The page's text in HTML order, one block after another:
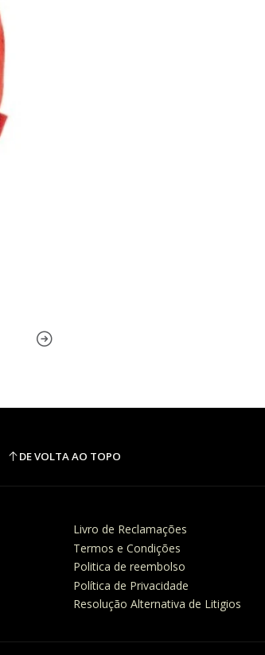
DE VOLTA AO TOPO
Livro de Reclamações
Termos e Condições
Politica de reembolso
Política de Privacidade
Resolução Alternativa de Litigios